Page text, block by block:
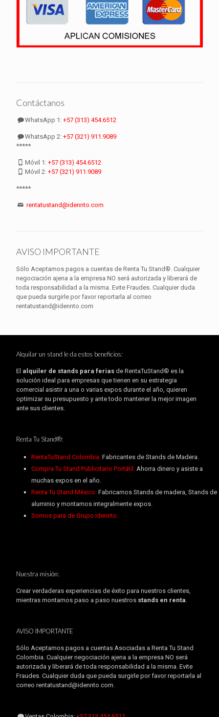
Contáctanos
WhatsApp 1:+57 (313) 454.6512
WhatsApp 2:+57 (321) 911.9089
*****
Móvil 1:+57 (313) 454.6512
Móvil 2:+57 (321) 911.9089
*****
rentatustand@idennto.com
AVISO IMPORTANTE
Sólo Aceptamos pagos a cuentas de Renta Tu Stand®. Cualquier
negociación ajena a la empresa NO será autorizada y liberará de
toda responsabilidad a la misma. Evite Fraudes. Cualquier duda
que pueda surgirle por favor reportarla al correo
rentatustand@idennto.com
Alquilar un stand le da estos beneficios:
El alquiler de stands para ferias de RentaTuStand® es la
solución ideal para empresas que tienen en su estrategia
comercial asistir a una o varias expos durante el año, quieren
optimizar su presupuesto y ante todo mantener la mejor imagen
ante sus clientes.
Renta Tu Stand®:
RentaTuStand Colombia: Fabricantes de Stands de Madera.
Compra Tu Stand Publicitario Portátil:Ahorra dinero y asiste a
muchas expos en el año.
Renta Tu Stand México:Fabricamos Stands de madera, Stands de
aluminio y montamos integralmente expos.
Somos para de Grupo Idennto.
Nuestra misión:
Crear verdaderas experiencias de éxito para nuestros clientes,
mientras montamos paso a paso nuestros stands en renta
AVISO IMPORTANTE
Sólo Aceptamos pagos a cuentas Asociadas a Renta Tu Stand
Colombia. Cualquier negociación ajena a la empresa NO será
autorizada y liberará de toda responsabilidad a la misma. Evite
Fraudes. Cualquier duda que pueda surgirle por favor reportarla al
correo rentatustand@idennto.com.